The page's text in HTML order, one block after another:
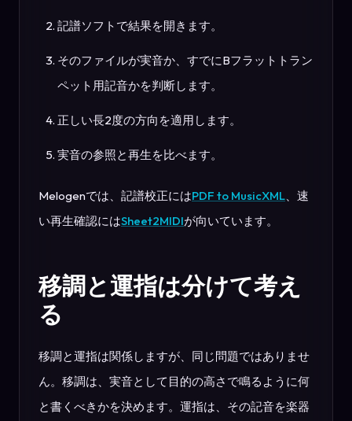
記譜ソフトで結果を開きます。
そのファイルが実音か、すでにBフラットトラン
ペット用記音かを判断します。
正しい長2度の方向を適用します。
実音の参照と再生を比べます。
Melogenでは、記譜校正にはPDF to MusicXML、速
い再生確認にはSheet2MIDIが向いています。
移調と運指は分けて考え
る
移調と運指は関係しますが、同じ問題ではありませ
ん。移調は、実音として目的の高さで鳴るように何
と書くべきかを決めます。運指は、その記音を楽器